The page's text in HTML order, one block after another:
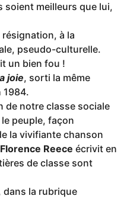
soient meilleurs que lui,
à la
pseudo-culturelle.
un bien fou !
joie, sorti la même
1984.
de notre classe sociale
peuple, façon
la vivifiante chanson
Florence Reece écrivit en
de classe sont
dans la rubrique